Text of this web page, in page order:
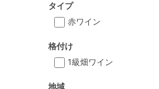
タイプ
赤ワイン
格付け
1級畑ワイン
地域